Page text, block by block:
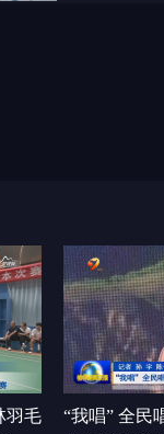
佳县
榆林新闻联
羽毛
“我唱” 全民